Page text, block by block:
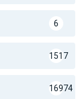
6
1517
16974